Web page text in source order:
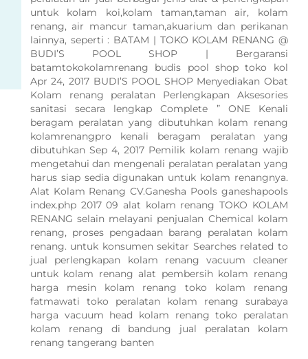
untuk kolam koi,kolam taman,taman air, kolam
renang, air mancur taman,akuarium dan perikanan
lainnya, seperti : BATAM | TOKO KOLAM RENANG @
BUDI’S POOL SHOP | Bergaransi
batamtokokolamrenang budis pool shop toko kol
Apr 24, 2017 BUDI’S POOL SHOP Menyediakan Obat
Kolam renang peralatan Perlengkapan Aksesories
sanitasi secara lengkap Complete ” ONE Kenali
beragam peralatan yang dibutuhkan kolam renang
kolamrenangpro kenali beragam peralatan yang
dibutuhkan Sep 4, 2017 Pemilik kolam renang wajib
mengetahui dan mengenali peralatan peralatan yang
harus siap sedia digunakan untuk kolam renangnya.
Alat Kolam Renang CV.Ganesha Pools ganeshapools
index.php 2017 09 alat kolam renang TOKO KOLAM
RENANG selain melayani penjualan Chemical kolam
renang, proses pengadaan barang peralatan kolam
renang. untuk konsumen sekitar Searches related to
jual perlengkapan kolam renang vacuum cleaner
untuk kolam renang alat pembersih kolam renang
harga mesin kolam renang toko kolam renang
fatmawati toko peralatan kolam renang surabaya
harga vacuum head kolam renang toko peralatan
kolam renang di bandung jual peralatan kolam
renang tangerang banten